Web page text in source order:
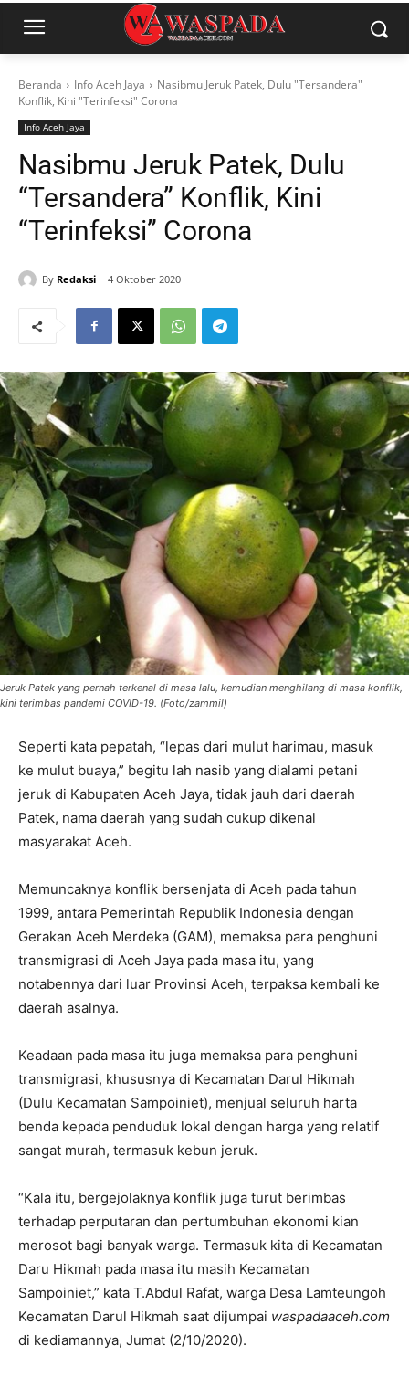
Beranda Info Aceh Jaya
Nasibmu Jeruk Patek, Dulu "Tersandera"
Konflik, Kini "Terinfeksi" Corona
Info Aceh Jaya
Nasibmu Jeruk Patek, Dulu
“Tersandera” Konflik, Kini
“Terinfeksi” Corona
By Redaksi 4 Oktober 2020
Jeruk Patek yang pernah terkenal di masa lalu, kemudian menghilang di masa konflik,
kini terimbas pandemi COVID-19. (Foto/zammil)
Seperti kata pepatah, “lepas dari mulut harimau, masuk
ke mulut buaya,” begitu lah nasib yang dialami petani
jeruk di Kabupaten Aceh Jaya, tidak jauh dari daerah
Patek, nama daerah yang sudah cukup dikenal
masyarakat Aceh.
Memuncaknya konflik bersenjata di Aceh pada tahun
1999, antara Pemerintah Republik Indonesia dengan
Gerakan Aceh Merdeka (GAM), memaksa para penghuni
transmigrasi di Aceh Jaya pada masa itu, yang
notabennya dari luar Provinsi Aceh, terpaksa kembali ke
daerah asalnya.
Keadaan pada masa itu juga memaksa para penghuni
transmigrasi, khususnya di Kecamatan Darul Hikmah
(Dulu Kecamatan Sampoiniet), menjual seluruh harta
benda kepada penduduk lokal dengan harga yang relatif
sangat murah, termasuk kebun jeruk.
“Kala itu, bergejolaknya konflik juga turut berimbas
terhadap perputaran dan pertumbuhan ekonomi kian
merosot bagi banyak warga. Termasuk kita di Kecamatan
Daru Hikmah pada masa itu masih Kecamatan
Sampoiniet,” kata T.Abdul Rafat, warga Desa Lamteungoh
Kecamatan Darul Hikmah saat dijumpai waspadaaceh.com
di kediamannya, Jumat (2/10/2020).